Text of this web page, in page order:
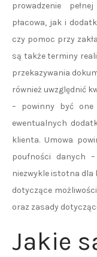
prowadzenie
płacowa, jak i
czy pomoc przy
są także terminy
przekazywania
również uwzględnić
– powinny być
ewentualnych
klienta. Umowa
poufności danych
niezwykle istotna dla
dotyczące
oraz zasady
Jakie